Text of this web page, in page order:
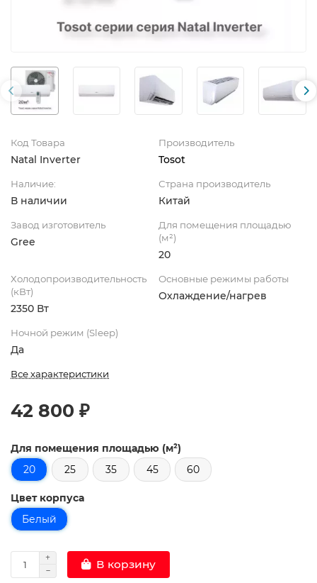
Код Товара
Natal Inverter
Производитель
Tosot
Наличие:
В наличии
Страна производитель
Китай
Завод изготовитель
Gree
Для помещения площадью
(м²)
20
Холодопроизводительность
(кВт)
2350 Вт
Основные режимы работы
Охлаждение/нагрев
Ночной режим (Sleep)
Да
Все характеристики
42 800 ₽
Для помещения площадью (м²)
20
25 35 45 60
Цвет корпуса
Белый
В корзину